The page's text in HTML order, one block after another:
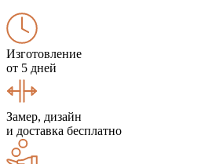
Изготовление
от 5 дней
Замер, дизайн
и доставка бесплатно